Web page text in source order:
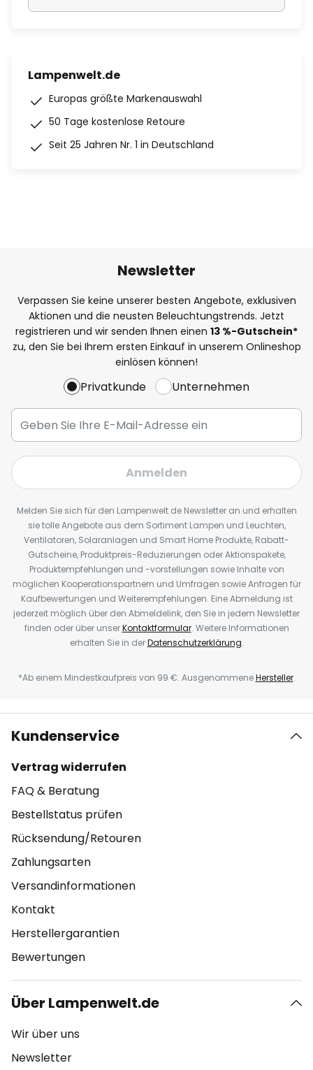
Lampenwelt.de
Europas größte Markenauswahl
50 Tage kostenlose Retoure
Seit 25 Jahren Nr. 1 in Deutschland
Newsletter
Verpassen Sie keine unserer besten Angebote, exklusiven
Aktionen und die neusten Beleuchtungstrends. Jetzt
registrieren und wir senden Ihnen einen 13 %-Gutschein*
zu, den Sie bei Ihrem ersten Einkauf in unserem Onlineshop
einlösen können!
Privatkunde Unternehmen
Anmelden
Melden Sie sich für den Lampenwelt.de Newsletter an und erhalten
sie tolle Angebote aus dem Sortiment Lampen und Leuchten,
Ventilatoren, Solaranlagen und Smart Home Produkte, Rabatt-
Gutscheine, Produktpreis-Reduzierungen oder Aktionspakete,
Produktempfehlungen und -vorstellungen sowie Inhalte von
möglichen Kooperationspartnern und Umfragen sowie Anfragen für
Kaufbewertungen und Weiterempfehlungen. Eine Abmeldung ist
jederzeit möglich über den Abmeldelink, den Sie in jedem Newsletter
finden oder über unserKontaktformular. Weitere Informationen
erhalten Sie in derDatenschutzerklärung.
*Ab einem Mindestkaufpreis von 99 €. AusgenommeneHersteller.
Kundenservice
Vertrag widerrufen
FAQ & Beratung
Bestellstatus prüfen
Rücksendung/Retouren
Zahlungsarten
Versandinformationen
Kontakt
Herstellergarantien
Bewertungen
Über Lampenwelt.de
Wir über uns
Newsletter